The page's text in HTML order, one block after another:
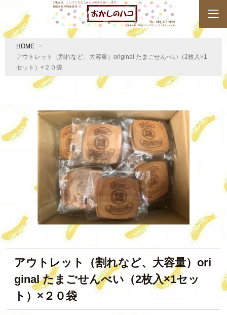
HOME
アウトレット（割れなど、大容量）original たまごせんべい（2枚入×1
セット）×２０袋
アウトレット（割れなど、大容量）ori
ginal たまごせんべい（2枚入×1セッ
ト）×２０袋